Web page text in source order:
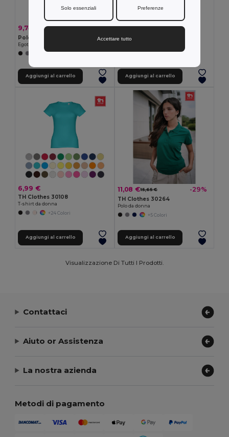
9,74 € 14,39 € -32%
Polo "slim fit" da donna
Egotier 30139
Aggiungi al carrello
7,27 €
+4 Colori
Aggiungi al carrello
6,99 €
TH Clothes 30108
T-shirt da donna
+24 Colori
Aggiungi al carrello
11,08 €15,65 € -29%
TH Clothes 30264
Polo da donna
+5 Colori
Aggiungi al carrello
Visualizzazione Di Tutti I Prodotti.
Contattaci
Aiuto or Assistenza
La nostra azienda
Metodi di pagamento
Solo essenziali Preferenze
Accettare tutto